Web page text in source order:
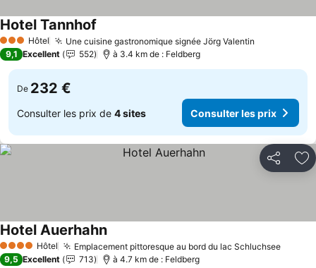
3 ÉtoilesHôtel Une cuisine gastronomique signée Jörg Valentin
Hotel Tannhof
9,1 Excellent 552 à 3.4 km de : Feldberg
De 232 €
Consulter les prix de 4 sites Consulter les prix
Partager
4 Étoiles Hôtel Emplacement pittoresque au bord du lac Schluchsee
Hotel AuerhahnConsulter les prix
9,5 Excellent 713 à 4.7 km de : Feldberg